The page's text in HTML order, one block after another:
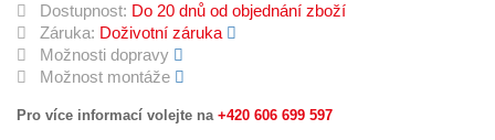
Dostupnost: Do 20 dnů od objednání zboží
Záruka: Doživotní záruka
Možnosti dopravy
Možnost montáže
Pro více informací volejte na +420 606 699 597